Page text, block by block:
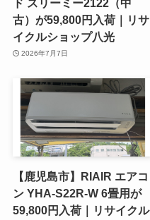
ド スリーミー2122（中
古）が59,800円入荷｜リサ
イクルショップ八光
2026年7月7日
【鹿児島市】RIAIR エアコ
ン YHA-S22R-W 6畳用が
59,800円入荷｜リサイクル